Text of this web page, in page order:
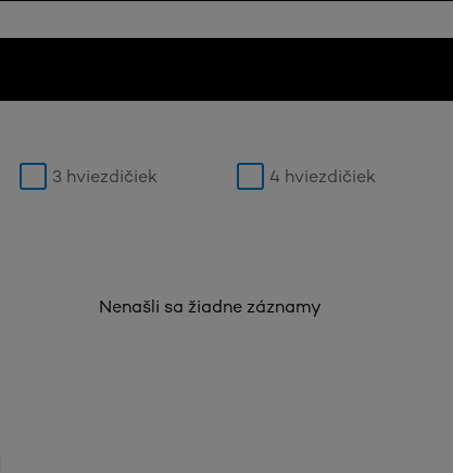
3 hviezdičiek 4 hviezdičiek
Nenašli sa žiadne záznamy